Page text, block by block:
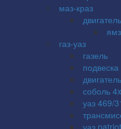
маз-краз
двигатель
газ-уаз
газель
подвеска
двигатель
соболь
уаз 469/
уаз patriot